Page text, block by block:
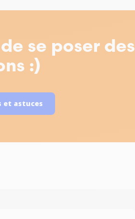
se poser des
:)
et astuces